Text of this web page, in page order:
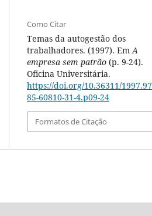
Como Citar
Temas da autogestão dos
trabalhadores. (1997). EmA
empresa sem patrão (p. 9-24).
Oficina Universitária.
https://doi.org/10.36311/
85-60810-31-4.p09-24
Formatos de Citação